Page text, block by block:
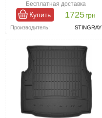
Бесплатная доставка
Купить 1725грн
Производитель: STINGRAY